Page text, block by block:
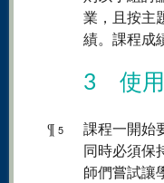
業，且按主
績。課程成
3 使用
¶ 5
課程一開始
同時必須保
師們嘗試讓